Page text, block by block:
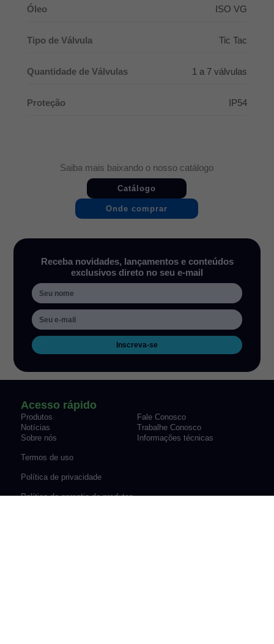
Óleo ISO VG
Tipo de Válvula Tic Tac
Quantidade de Válvulas 1 a 7 válvulas
Proteção IP54
Saiba mais baixando o nosso catálogo
Catálogo
Onde comprar
Receba novidades, lançamentos e conteúdos
exclusivos direto no seu e-mail
Inscreva-se
Acesso rápido
Produtos
Fale Conosco
Notícias
Trabalhe Conosco
Sobre nós
Informações técnicas
Termos de uso
Política de privacidade
Política de garantia de produtos